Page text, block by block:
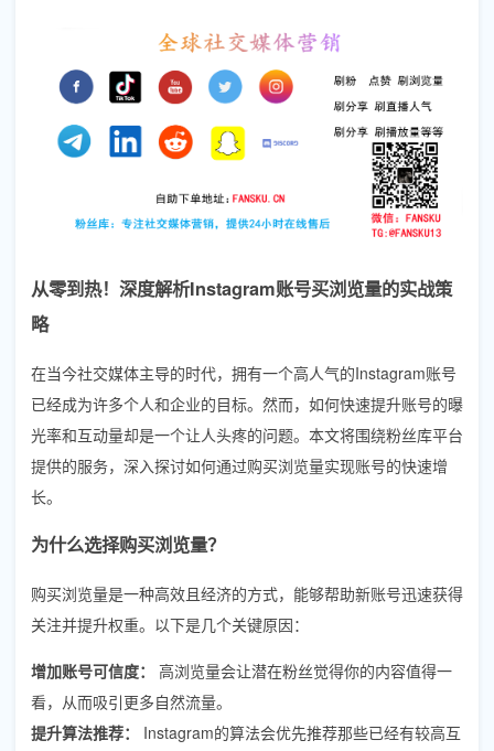
从零到热！深度解析Instagram账号买浏览量的实战策
略
在当今社交媒体主导的时代，拥有一个高人气的Instagram账号
已经成为许多个人和企业的目标。然而，如何快速提升账号的曝
光率和互动量却是一个让人头疼的问题。本文将围绕粉丝库平台
提供的服务，深入探讨如何通过购买浏览量实现账号的快速增
长。
为什么选择购买浏览量？
购买浏览量是一种高效且经济的方式，能够帮助新账号迅速获得
关注并提升权重。以下是几个关键原因：
增加账号可信度：
高浏览量会让潜在粉丝觉得你的内容值得一
看，从而吸引更多自然流量。
提升算法推荐：
Instagram的算法会优先推荐那些已经有较高互